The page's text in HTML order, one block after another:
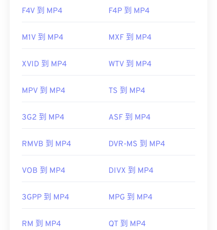
F4V 到 MP4 F4P 到 MP4
M1V 到 MP4 MXF 到 MP4
XVID 到 MP4 WTV 到 MP4
MPV 到 MP4 TS 到 MP4
3G2 到 MP4 ASF 到 MP4
RMVB 到 MP4 DVR-MS 到 MP4
VOB 到 MP4 DIVX 到 MP4
3GPP 到 MP4 MPG 到 MP4
RM 到 MP4 QT 到 MP4